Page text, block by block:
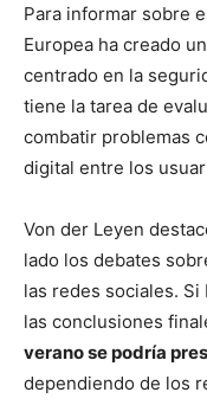
Para informar sobre
Europea ha creado
centrado en la
tiene la tarea de
combatir problemas
digital entre los
Von der Leyen
lado los debates
las redes sociales.
las conclusiones
verano se podría
dependiendo de los